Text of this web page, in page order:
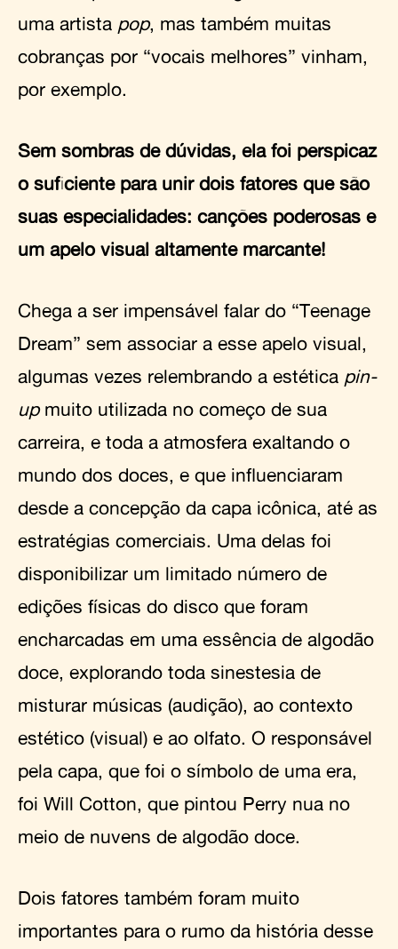
uma artista pop, mas também muitas
cobranças por “vocais melhores” vinham,
por exemplo.
Sem sombras de dúvidas, ela foi perspicaz
o suficiente para unir dois fatores que são
suas especialidades: canções poderosas e
um apelo visual altamente marcante!
Chega a ser impensável falar do “Teenage
Dream” sem associar a esse apelo visual,
algumas vezes relembrando a estética pin-
upmuito utilizada no começo de sua
carreira, e toda a atmosfera exaltando o
mundo dos doces, e que influenciaram
desde a concepção da capa icônica, até as
estratégias comerciais. Uma delas foi
disponibilizar um limitado número de
edições físicas do disco que foram
encharcadas em uma essência de algodão
doce, explorando toda sinestesia de
misturar músicas (audição), ao contexto
estético (visual) e ao olfato. O responsável
pela capa, que foi o símbolo de uma era,
foi Will Cotton, que pintou Perry nua no
meio de nuvens de algodão doce.
Dois fatores também foram muito
importantes para o rumo da história desse